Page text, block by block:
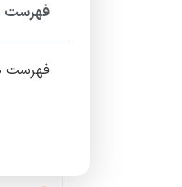
فهرست
فهرست